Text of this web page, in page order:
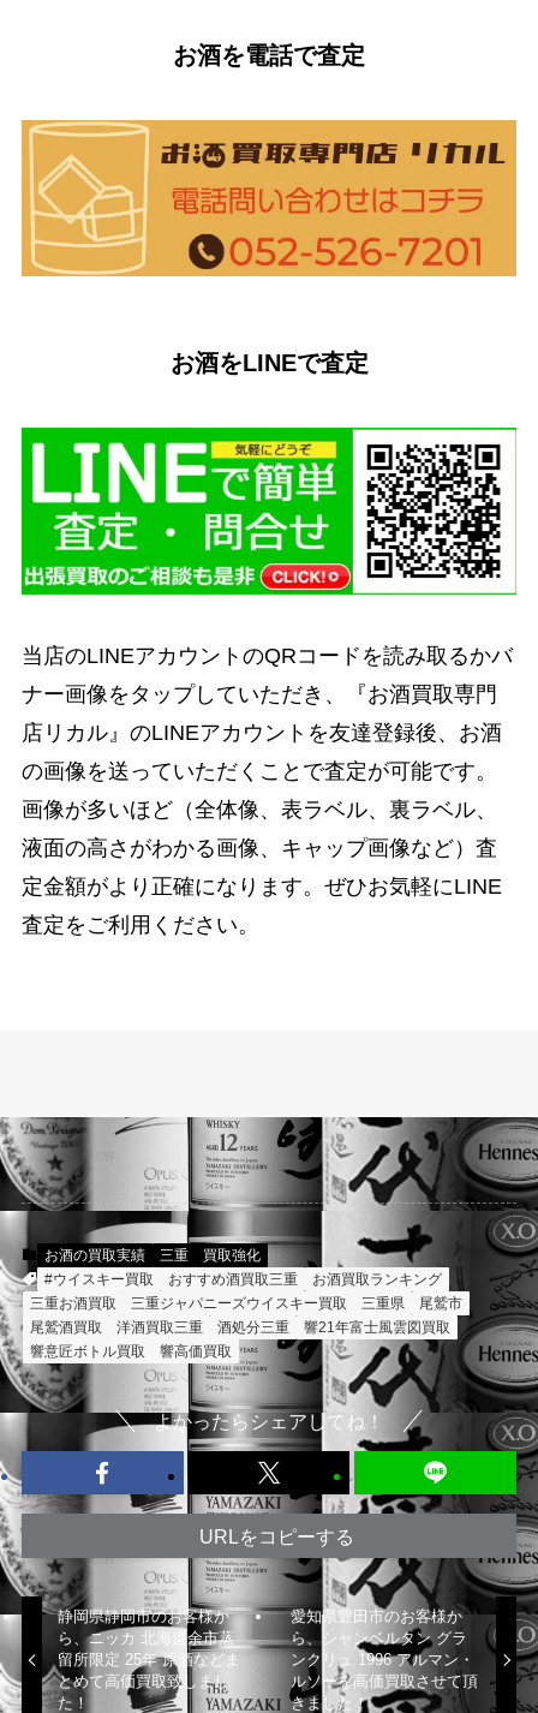
お酒を電話で査定
お酒をLINEで査定
当店のLINEアカウントのQRコードを読み取るかバ
ナー画像をタップしていただき、『お酒買取専門
店リカル』のLINEアカウントを友達登録後、お酒
の画像を送っていただくことで査定が可能です。
画像が多いほど（全体像、表ラベル、裏ラベル、
液面の高さがわかる画像、キャップ画像など）査
定金額がより正確になります。ぜひお気軽にLINE
査定をご利用ください。
お酒の買取実績 三重
買取強化
#ウイスキー買取
おすすめ酒買取三重
お酒買取ランキング
三重お酒買取
三重ジャパニーズウイスキー買取 三重県
尾鷲市
尾鷲酒買取
洋酒買取三重 酒処分三重
響21年富士風雲図買取
響意匠ボトル買取
響高価買取
よかったらシェアしてね！
URLをコピーする
静岡県静岡市のお客様か
ら、ニッカ 北海道余市蒸
留所限定 25年 原酒などま
とめて高価買取致しまし
た！
愛知県豊田市のお客様か
ら、シャンベルタン グラ
ンクリュ 1996 アルマン・
ルソーを高価買取させて頂
きました！